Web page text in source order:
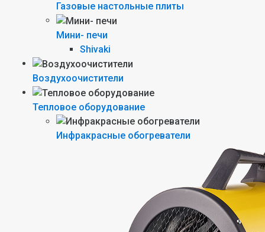
Газовые настольные плиты
Мини- печи
Shivaki
Воздухоочистители
Тепловое оборудование
Инфракрасные обогреватели